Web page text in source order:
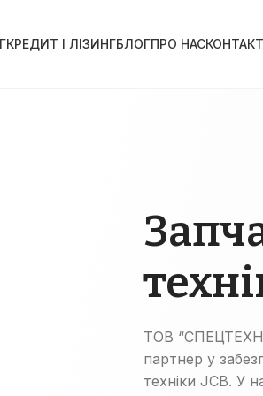
КРЕДИТ І ЛІЗИНГБЛОГПРО НАС
ТОВ
партнер у
техніки JCB. У